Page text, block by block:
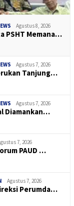
Agustus 8, 2026
PSHT Memana…
Agustus 7, 2026
Tanjung…
Agustus 7, 2026
Diamankan…
7, 2026
PAUD …
Agustus 7, 2026
Perumda…